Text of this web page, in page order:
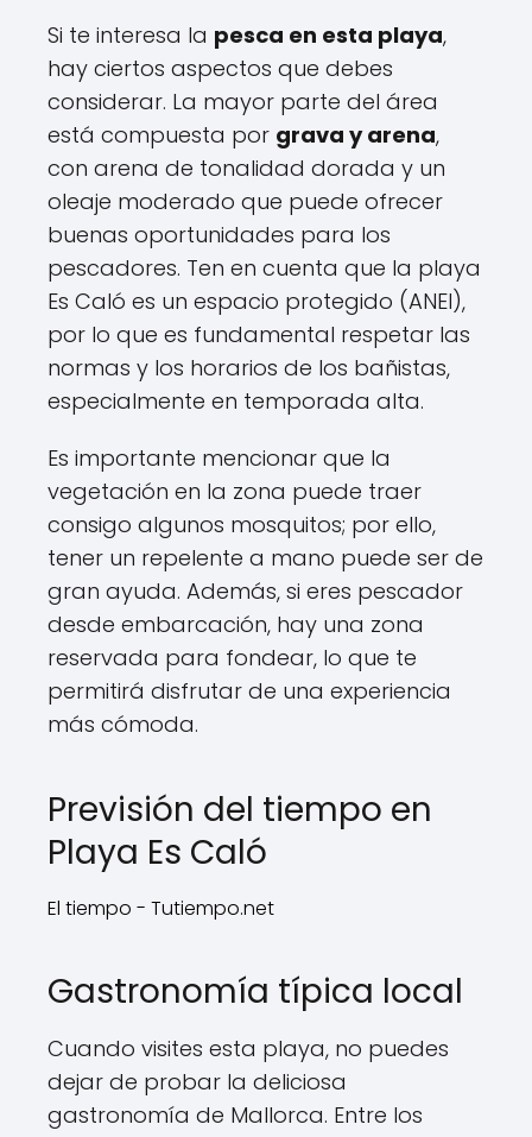
Si te interesa la pesca en esta playa,
hay ciertos aspectos que debes
considerar. La mayor parte del área
está compuesta por grava y arena,
con arena de tonalidad dorada y un
oleaje moderado que puede ofrecer
buenas oportunidades para los
pescadores. Ten en cuenta que la playa
Es Caló es un espacio protegido (ANEI),
por lo que es fundamental respetar las
normas y los horarios de los bañistas,
especialmente en temporada alta.
Es importante mencionar que la
vegetación en la zona puede traer
consigo algunos mosquitos; por ello,
tener un repelente a mano puede ser de
gran ayuda. Además, si eres pescador
desde embarcación, hay una zona
reservada para fondear, lo que te
permitirá disfrutar de una experiencia
más cómoda.
Previsión del tiempo en
Playa Es Caló
El tiempo - Tutiempo.net
Gastronomía típica local
Cuando visites esta playa, no puedes
dejar de probar la deliciosa
gastronomía de Mallorca. Entre los